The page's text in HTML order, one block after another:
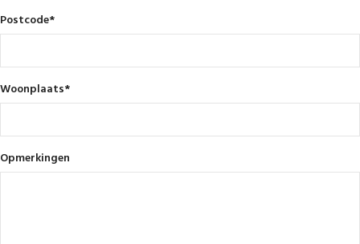
Postcode*
Woonplaats*
Opmerkingen